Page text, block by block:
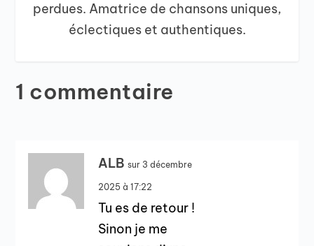
perdues. Amatrice de chansons uniques,
éclectiques et authentiques.
1 commentaire
ALB sur 3 décembre
2025 à 17:22
Tu es de retour !
Sinon je me